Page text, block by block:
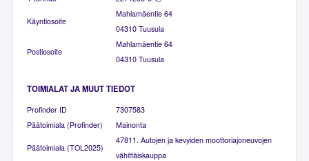
Käyntiosoite
Mahlamäentie 64
04310 Tuusula
Postiosoite
Mahlamäentie 64
04310 Tuusula
TOIMIALAT JA MUUT TIEDOT
Profinder ID
7307583
Päätoimiala (Profinder)
Mainonta
Päätoimiala (TOL2025)
47811. Autojen ja kevyiden moottoriajoneuvojen
vähittäiskauppa